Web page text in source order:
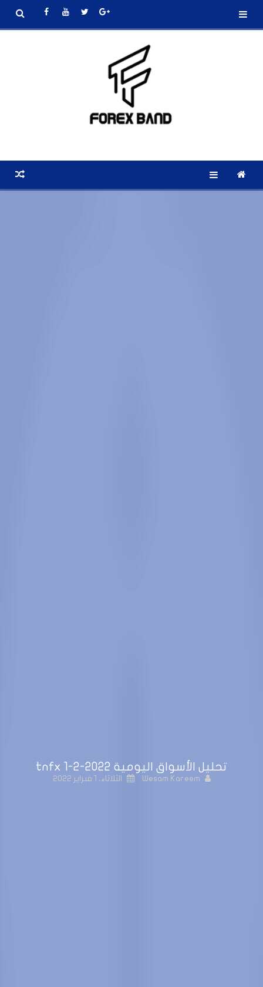
تحليل الأسواق اليومية 2022-2-1 tnfx
Wesam Kareem الثلاثاء، 1 فبراير 2022